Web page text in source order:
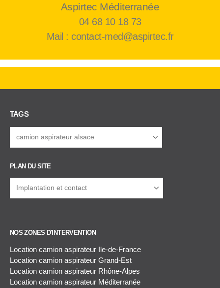
Aspirtec Méditerranée
04 68 10 18 73
Mail : contact-med@aspirtec.fr
TAGS
PLAN DU SITE
NOS ZONES D'INTERVENTION
Location camion aspirateur Ile-de-France
Location camion aspirateur Grand-Est
Location camion aspirateur Rhône-Alpes
Location camion aspirateur Méditerranée